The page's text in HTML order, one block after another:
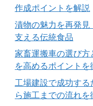
作成ポイントを解説
漬物の魅力を再発
支える伝統食品
家畜運搬車の選び
を高めるポイントを
工場建設で成功す
ら施工までの流れを